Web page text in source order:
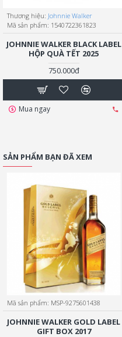
Thương hiệu: Johnnie Walker
Mã sản phẩm: 1540722361823
JOHNNIE WALKER BLACK LABEL
HỘP QUÀ TẾT 2025
750.000đ
Mua ngay
SẢN PHẨM BẠN ĐÃ XEM
Mã sản phẩm: MSP-9275601438
JOHNNIE WALKER GOLD LABEL
GIFT BOX 2017